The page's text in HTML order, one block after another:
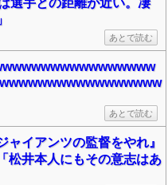
選手との距離が近い。凄
あとで読む
あとで読む
イアンツの監督をやれ』
松井本人にもその意志はあ